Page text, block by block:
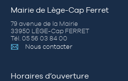
Mairie de Lège-Cap Ferret
79 avenue de la Mairie
33950 LÈGE-Cap FERRET
Tél. 05 56 03 84 00
Nous contacter
Horaires d’ouverture